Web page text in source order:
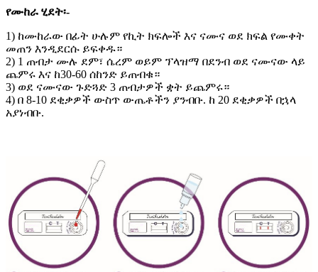
የሙከራ ሂደት፡-
1) ከሙከራው በፊት ሁሉም የኪት ክፍሎች እና ናሙና ወደ ክፍል የሙቀት
መጠን እንዲደርሱ ይፍቀዱ።
2) 1 ጠብታ ሙሉ ደም፣ ሴረም ወይም ፕላዝማ በደንብ ወደ ናሙናው ላይ
ጨምሩ እና ከ30-60 ሰከንድ ይጠብቁ።
3) ወደ ናሙናው ጉድጓድ 3 ጠብታዎች ቋት ይጨምሩ።
4) በ 8-10 ደቂቃዎች ውስጥ ውጤቶችን ያንብቡ. ከ 20 ደቂቃዎች በኋላ
አያነብቡ.